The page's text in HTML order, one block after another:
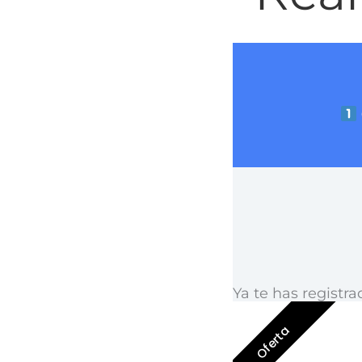
Oferta
Ya te has